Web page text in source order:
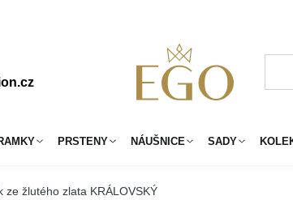
PRSTENY NÁUŠNICE SADY
ze žlutého zlata KRÁLOVSKÝ